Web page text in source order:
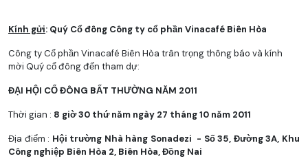
Kính gửi: Quý Cổ đông Công ty cổ phần Vinacafé Biên Hòa
Công ty Cổ phần Vinacafé Biên Hòa trân trọng thông báo và kính
mời Quý cổ đông đến tham dự:
ĐẠI HỘI CỔ ĐÔNG BẤT THƯỜNG NĂM 2011
Thời gian : 8 giờ 30 thứ năm ngày 27 tháng 10 năm 2011
Địa điểm : Hội trường Nhà hàng Sonadezi - Số 35, Đường 3A, Khu
Công nghiệp Biên Hòa 2, Biên Hòa, Đồng Nai